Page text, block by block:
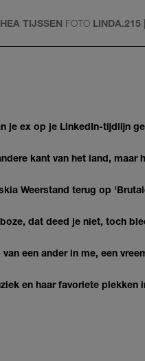
TIJSSEN FOTO LINDA.215
je ex op je LinkedIn-tijdlijn
kant van het land,
Weerstand terug op
dat deed je niet, toch
een ander in me, een
en haar favoriete